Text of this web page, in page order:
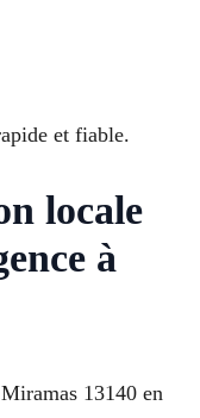
et fiable.
locale
à
13140 en